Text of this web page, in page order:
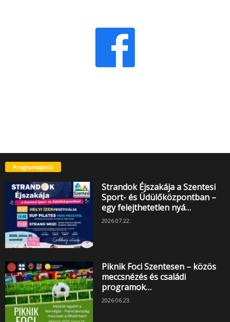
Programajánló
Strandok Éjszakája a Szentesi
Sport- és Üdülőközpontban –
egy felejthetetlen nyá…
2026.07.22.
Piknik Foci Szentesen – közös
meccsnézés és családi
programok…
2026.06.23.